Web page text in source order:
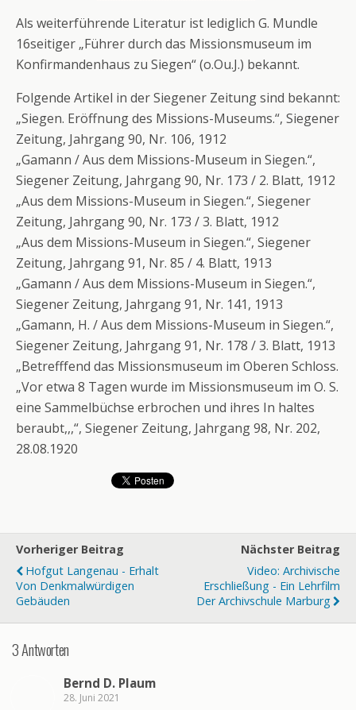
Als weiterführende Literatur ist lediglich G. Mundle
16seitiger „Führer durch das Missionsmuseum im
Konfirmandenhaus zu Siegen“ (o.Ou.J.) bekannt.
Folgende Artikel in der Siegener Zeitung sind bekannt:
„Siegen. Eröffnung des Missions-Museums.“, Siegener
Zeitung, Jahrgang 90, Nr. 106, 1912
„Gamann / Aus dem Missions-Museum in Siegen.“,
Siegener Zeitung, Jahrgang 90, Nr. 173 / 2. Blatt, 1912
„Aus dem Missions-Museum in Siegen.“, Siegener
Zeitung, Jahrgang 90, Nr. 173 / 3. Blatt, 1912
„Aus dem Missions-Museum in Siegen.“, Siegener
Zeitung, Jahrgang 91, Nr. 85 / 4. Blatt, 1913
„Gamann / Aus dem Missions-Museum in Siegen.“,
Siegener Zeitung, Jahrgang 91, Nr. 141, 1913
„Gamann, H. / Aus dem Missions-Museum in Siegen.“,
Siegener Zeitung, Jahrgang 91, Nr. 178 / 3. Blatt, 1913
„Betrefffend das Missionsmuseum im Oberen Schloss.
„Vor etwa 8 Tagen wurde im Missionsmuseum im O. S.
eine Sammelbüchse erbrochen und ihres In haltes
beraubt,,,“, Siegener Zeitung, Jahrgang 98, Nr. 202,
28.08.1920
Vorheriger Beitrag
Hofgut Langenau - Erhalt
Von Denkmalwürdigen
Gebäuden
Nächster Beitrag
Video: Archivische
Erschließung - Ein Lehrfilm
Der Archivschule Marburg
3 Antworten
Bernd D. Plaum
28. Juni 2021